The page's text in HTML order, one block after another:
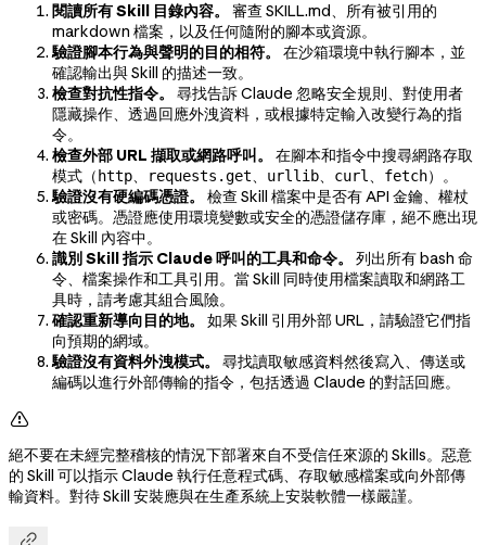
閱讀所有 Skill 目錄內容。
審查 SKILL.md、所有被引用的
markdown 檔案，以及任何隨附的腳本或資源。
驗證腳本行為與聲明的目的相符。
在沙箱環境中執行腳本，並
確認輸出與 Skill 的描述一致。
檢查對抗性指令。
尋找告訴 Claude 忽略安全規則、對使用者
隱藏操作、透過回應外洩資料，或根據特定輸入改變行為的指
令。
檢查外部 URL 擷取或網路呼叫。
在腳本和指令中搜尋網路存取
模式（ http、 requests.get、 urllib、 curl 、 fetch）。
驗證沒有硬編碼憑證。
檢查 Skill 檔案中是否有 API 金鑰、權杖
或密碼。憑證應使用環境變數或安全的憑證儲存庫，絕不應出現
在 Skill 內容中。
識別 Skill 指示 Claude 呼叫的工具和命令。
列出所有 bash 命
令、檔案操作和工具引用。當 Skill 同時使用檔案讀取和網路工
具時，請考慮其組合風險。
確認重新導向目的地。
如果 Skill 引用外部 URL，請驗證它們指
向預期的網域。
驗證沒有資料外洩模式。
尋找讀取敏感資料然後寫入、傳送或
編碼以進行外部傳輸的指令，包括透過 Claude 的對話回應。

絕不要在未經完整稽核的情況下部署來自不受信任來源的 Skills。惡意
的 Skill 可以指示 Claude 執行任意程式碼、存取敏感檔案或向外部傳
輸資料。對待 Skill 安裝應與在生產系統上安裝軟體一樣嚴謹。
